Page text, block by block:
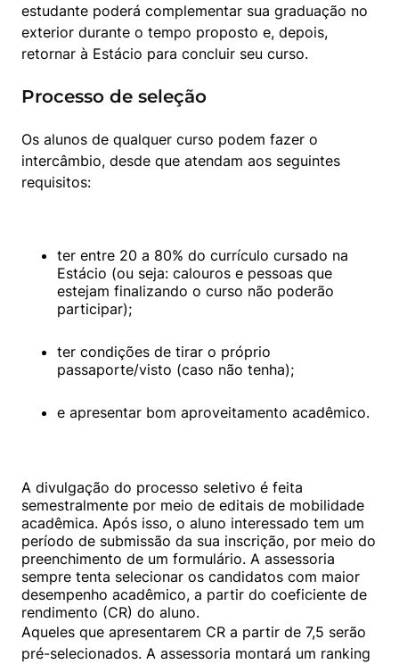
estudante poderá complementar sua graduação no
exterior durante o tempo proposto e, depois,
retornar à Estácio para concluir seu curso.
Processo de seleção
Os alunos de qualquer curso podem fazer o
intercâmbio, desde que atendam aos seguintes
requisitos:
ter entre 20 a 80% do currículo cursado na
Estácio (ou seja: calouros e pessoas que
estejam finalizando o curso não poderão
participar);
ter condições de tirar o próprio
passaporte/visto (caso não tenha);
e apresentar bom aproveitamento acadêmico.
A divulgação do processo seletivo é feita
semestralmente por meio de editais de mobilidade
acadêmica. Após isso, o aluno interessado tem um
período de submissão da sua inscrição, por meio do
preenchimento de um formulário. A assessoria
sempre tenta selecionar os candidatos com maior
desempenho acadêmico, a partir do coeficiente de
Aqueles que apresentarem CR a partir de 7,5 serão
pré-selecionados. A assessoria montará um ranking